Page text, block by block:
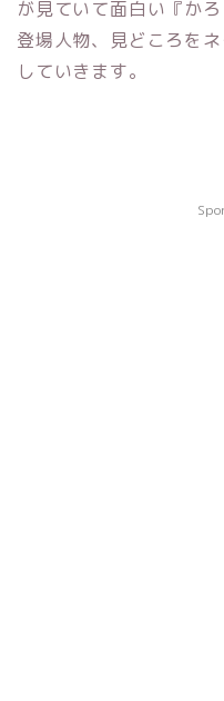
が見ていて面白い『か
登場人物、見どころを
していきます。